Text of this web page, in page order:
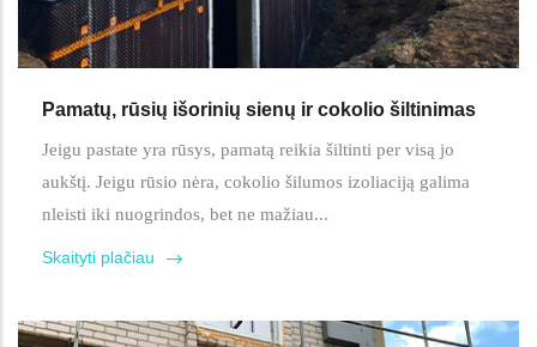
Pamatų, rūsių išorinių sienų ir cokolio šiltinimas
Jeigu pastate yra rūsys, pamatą reikia šiltinti per visą jo
aukštį. Jeigu rūsio nėra, cokolio šilumos izoliaciją galima
nleisti iki nuogrindos, bet ne mažiau...
Skaityti plačiau